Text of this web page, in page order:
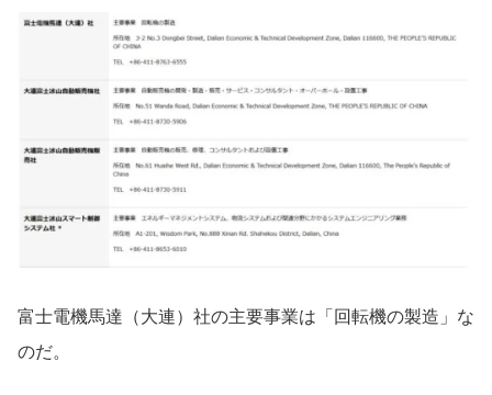
富士電機馬達（大連）社の主要事業は「回転機の製造」な
のだ。